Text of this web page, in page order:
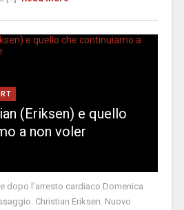
(Eriksen) e quello
a non voler
dopo l’arresto cardiaco Domenica
Christian Eriksen. Nuovo